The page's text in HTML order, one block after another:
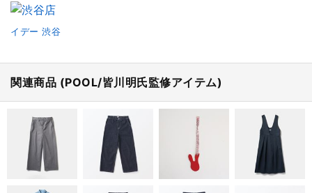
イデー 渋谷
関連商品 (POOL/皆川明氏監修アイテム)